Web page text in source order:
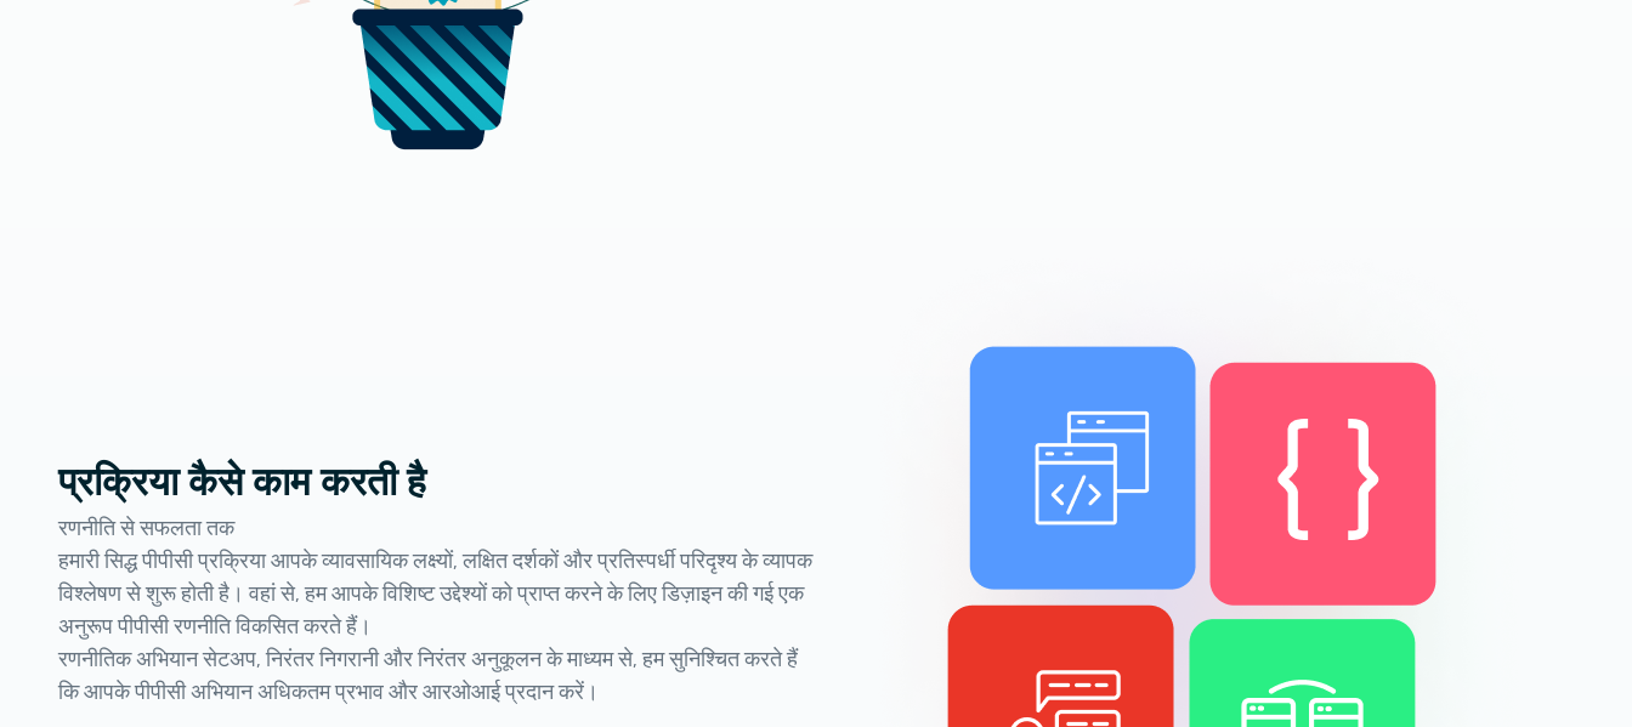
प्रक्रिया कैसे काम करती है
रणनीति से सफलता तक
हमारी सिद्ध पीपीसी प्रक्रिया आपके व्यावसायिक लक्ष्यों, लक्षित दर्शकों और प्रतिस्पर्धी परिदृश्य के व्यापक
विश्लेषण से शुरू होती है। वहां से, हम आपके विशिष्ट उद्देश्यों को प्राप्त करने के लिए डिज़ाइन की गई एक
अनुरूप पीपीसी रणनीति विकसित करते हैं।
रणनीतिक अभियान सेटअप, निरंतर निगरानी और निरंतर अनुकूलन के माध्यम से, हम सुनिश्चित करते हैं
कि आपके पीपीसी अभियान अधिकतम प्रभाव और आरओआई प्रदान करें।